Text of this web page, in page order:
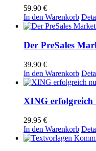
59.90 €
In den Warenkorb
Der PreSales
39.90 €
In den Warenkorb
XING
29.95 €
In den Warenkorb